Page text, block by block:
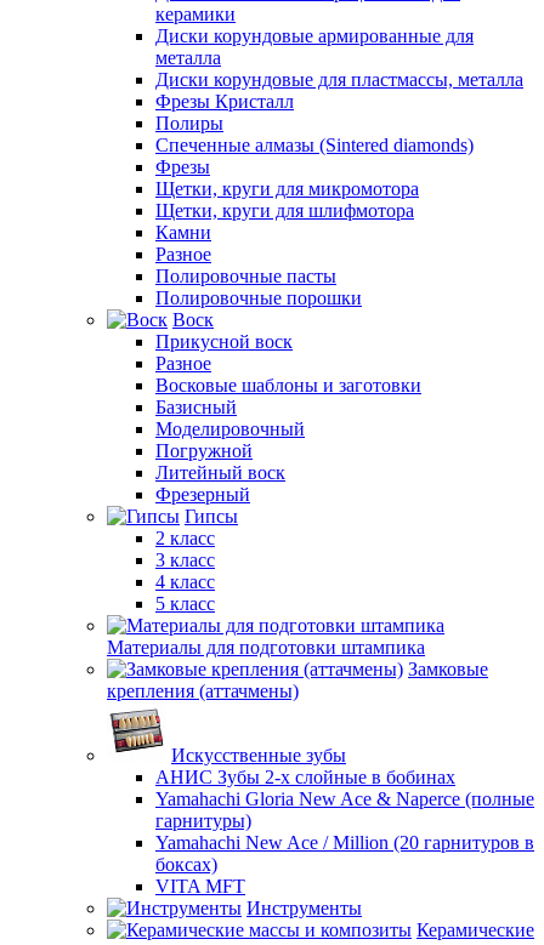
керамики
Диски корундовые армированные для
металла
Диски корундовые для пластмассы, металла
Фрезы Кристалл
Полиры
Спеченные алмазы (Sintered diamonds)
Фрезы
Щетки, круги для микромотора
Щетки, круги для шлифмотора
Камни
Разное
Полировочные пасты
Полировочные порошки
Воск
Прикусной воск
Разное
Восковые шаблоны и заготовки
Базисный
Моделировочный
Погружной
Литейный воск
Фрезерный
Гипсы
2 класс
3 класс
4 класс
5 класс
Материалы для подготовки штампика
Замковые
крепления (аттачмены)
Искусственные зубы
АНИС Зубы 2-х слойные в бобинах
Yamahachi Gloria New Ace & Naperce (полные
гарнитуры)
Yamahachi New Ace / Million (20 гарнитуров в
боксах)
VITA MFT
Инструменты
Керамические